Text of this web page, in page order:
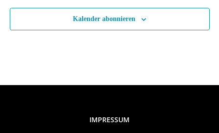
N
a
i
Kalender abonnieren
IMPRESSUM